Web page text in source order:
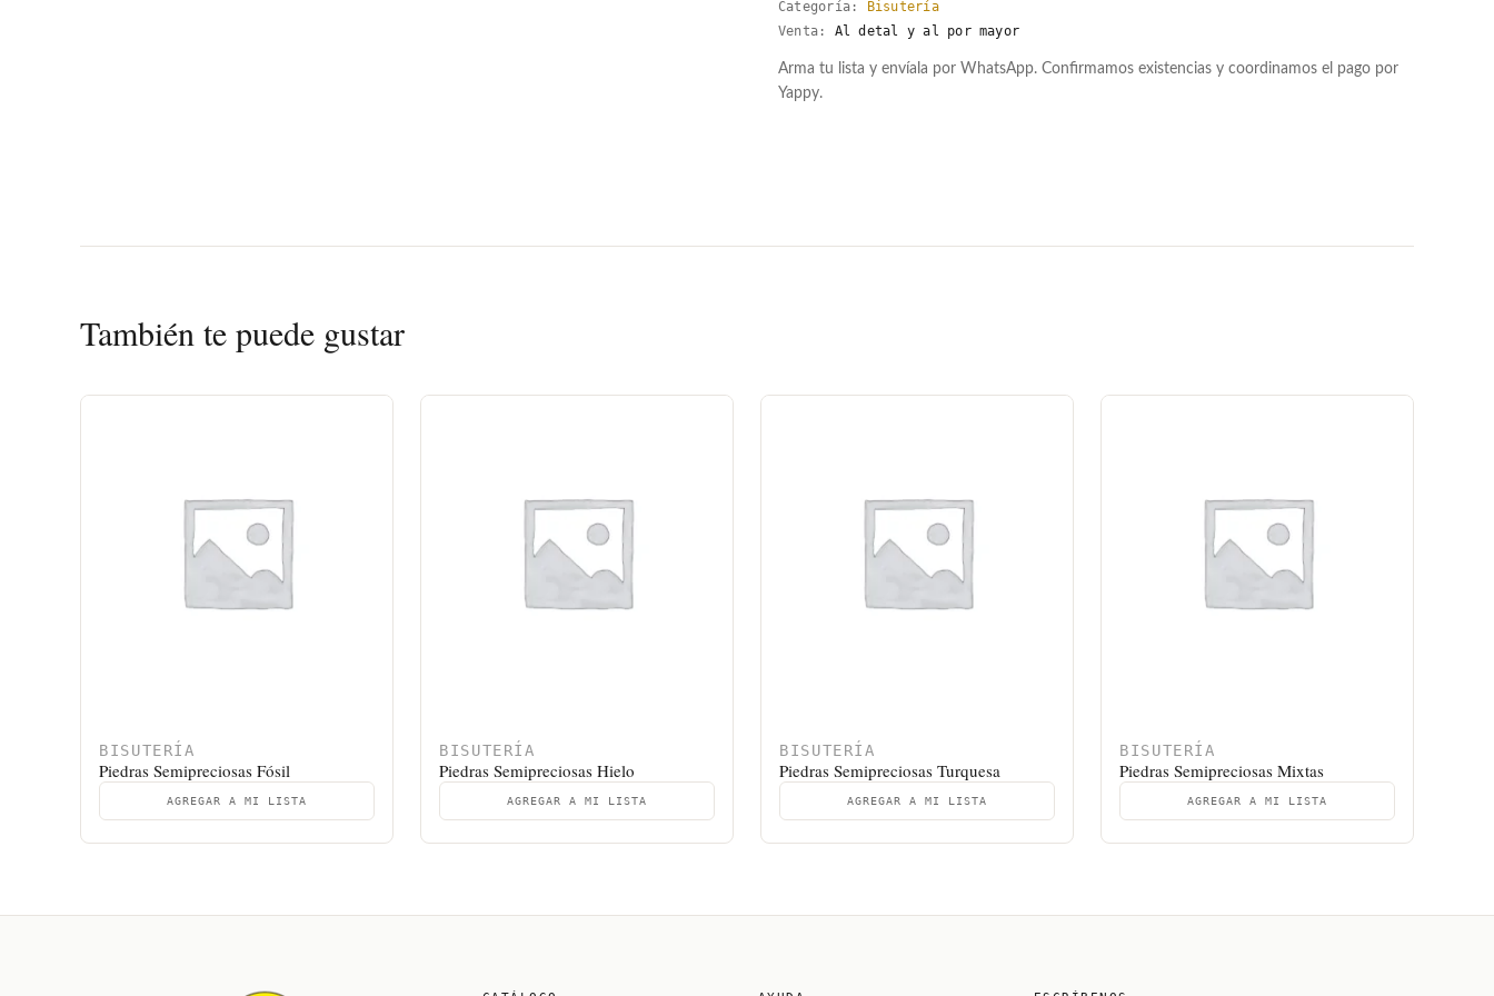
Categoría:
Bisutería
Venta:
Al detal y al por mayor
Arma tu lista y envíala por WhatsApp. Confirmamos existencias y coordinamos el pago por
Yappy.
También te puede gustar
BISUTERÍA
Piedras Semipreciosas Fósil
AGREGAR A MI LISTA
BISUTERÍA
Piedras Semipreciosas Hielo
AGREGAR A MI LISTA
BISUTERÍA
Piedras Semipreciosas Turquesa
AGREGAR A MI LISTA
BISUTERÍA
Piedras Semipreciosas Mixtas
AGREGAR A MI LISTA